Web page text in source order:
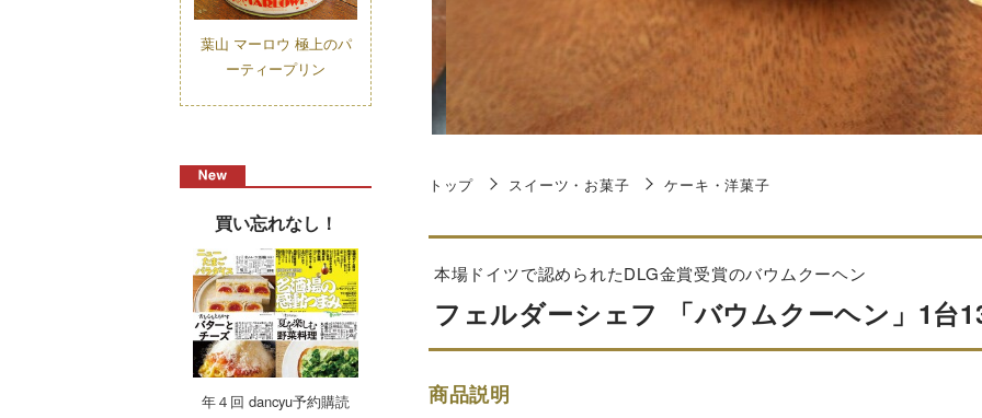
トップ スイーツ・お菓子 ケーキ・洋菓子
本場ドイツで認められたDLG金賞受賞のバウムクーヘン
フェルダーシェフ 「バウムクーヘン」1台
商品説明
葉山 マーロウ 極上のパ
ーティープリン
買い忘れなし！
年４回 dancyu予約購読